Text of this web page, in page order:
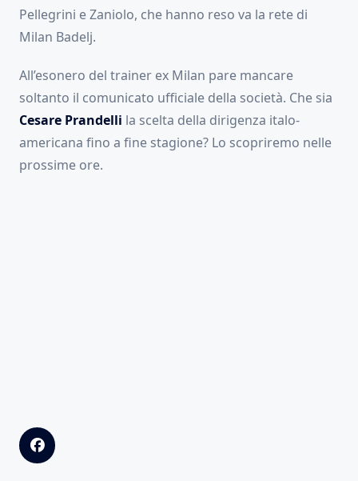
Pellegrini e Zaniolo, che hanno reso va la rete di
Milan Badelj.
All’esonero del trainer ex Milan pare mancare
soltanto il comunicato ufficiale della società. Che sia
Cesare Prandelli la scelta della dirigenza italo-
americana fino a fine stagione? Lo scopriremo nelle
prossime ore.